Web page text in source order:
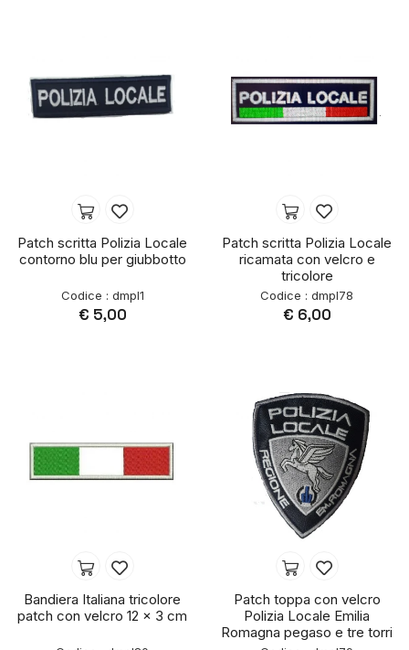
Patch scritta Polizia Locale
contorno blu per giubbotto
Codice : dmpl1
€ 5,00
Patch scritta Polizia Locale
ricamata con velcro e
tricolore
Codice : dmpl78
€ 6,00
Bandiera Italiana tricolore
patch con velcro 12 x 3 cm
Patch toppa con velcro
Polizia Locale Emilia
Romagna pegaso e tre torri